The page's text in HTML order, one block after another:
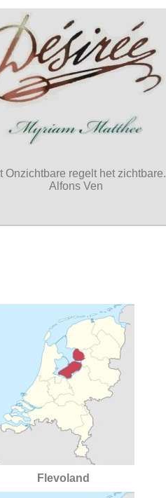
Onzichtbare regelt het zichtbare.
Alfons Ven
Flevoland